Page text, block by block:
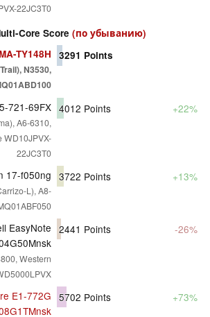
22JC3T0
Core Score (по убыванию)
TY148H
N3530,
3291 Points
721-69FX
A6-6310,
WD10JPVX-
22JC3T0
4012 Points +22%
17-f050ng
L), A8-
3722 Points +13%
EasyNote
Western
2441 Points -26%
E1-772G 5702 Points +73%